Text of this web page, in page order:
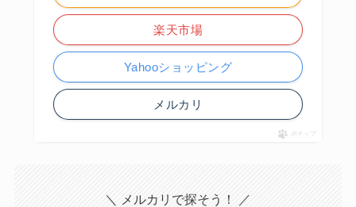
楽天市場
Yahooショッピング
メルカリ
ポチップ
＼ メルカリで探そう！ ／